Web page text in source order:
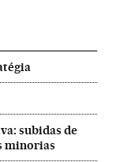
subidas de
minorias